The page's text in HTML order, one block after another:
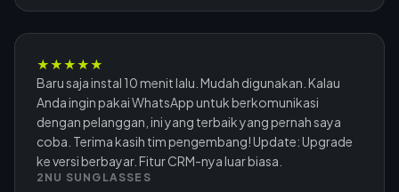
★★★★★
Baru saja instal 10 menit lalu. Mudah digunakan. Kalau
Anda ingin pakai WhatsApp untuk berkomunikasi
dengan pelanggan, ini yang terbaik yang pernah saya
coba. Terima kasih tim pengembang! Update: Upgrade
ke versi berbayar. Fitur CRM-nya luar biasa.
2NU SUNGLASSES